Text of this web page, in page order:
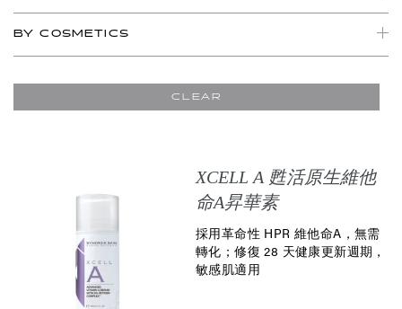
BY COSMETICS
CLEAR
XCELL A 甦活原生維他
命A昇華素
採用革命性 HPR 維他命A，無需
轉化；修復 28 天健康更新週期，
敏感肌適用